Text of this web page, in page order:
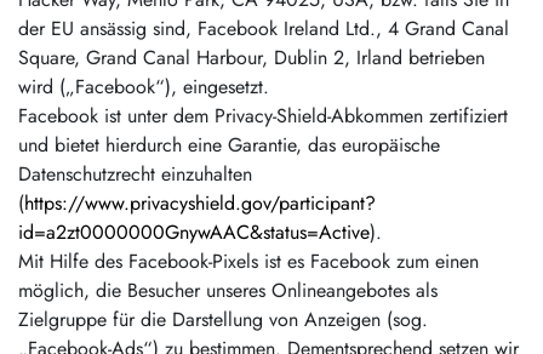
der EU ansässig sind, Facebook Ireland Ltd., 4 Grand Canal
Square, Grand Canal Harbour, Dublin 2, Irland betrieben
wird („Facebook“), eingesetzt.
Facebook ist unter dem Privacy-Shield-Abkommen zertifiziert
und bietet hierdurch eine Garantie, das europäische
Datenschutzrecht einzuhalten
(https://www.privacyshield.gov/participant?
id=a2zt0000000GnywAAC&status=Active).
Mit Hilfe des Facebook-Pixels ist es Facebook zum einen
möglich, die Besucher unseres Onlineangebotes als
Zielgruppe für die Darstellung von Anzeigen (sog.